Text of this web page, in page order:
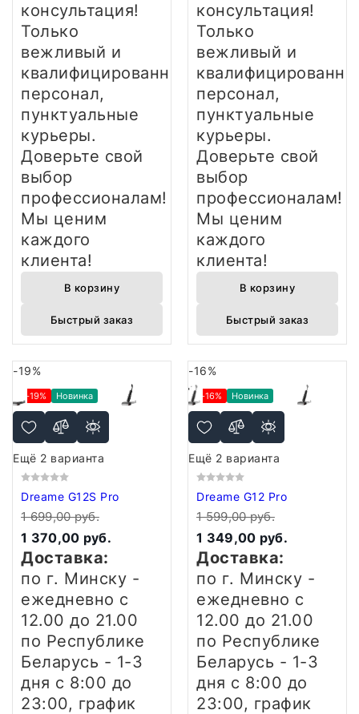
консультация!
Только
вежливый и
квалифицированный
персонал,
пунктуальные
курьеры.
Доверьте свой
выбор
профессионалам!
Мы ценим
каждого
клиента!
В корзину
Быстрый заказ
консультация!
Только
вежливый и
персонал,
пунктуальные
курьеры.
Доверьте свой
выбор
профессионалам!
Мы ценим
каждого
клиента!
В корзину
Быстрый заказ
-19%
-19% Новинка
Ещё 2 варианта
Dreame G12S Pro
1 699,00 руб.
1 370,00 руб.
Доставка:
по г. Минску -
ежедневно с
12.00 до 21.00
по Республике
Беларусь - 1-3
дня с 8:00 до
23:00, график
-16%
-16% Новинка
Ещё 2 варианта
Dreame G12 Pro
1 599,00 руб.
1 349,00 руб.
Доставка:
по г. Минску -
ежедневно с
12.00 до 21.00
по Республике
Беларусь - 1-3
дня с 8:00 до
23:00, график